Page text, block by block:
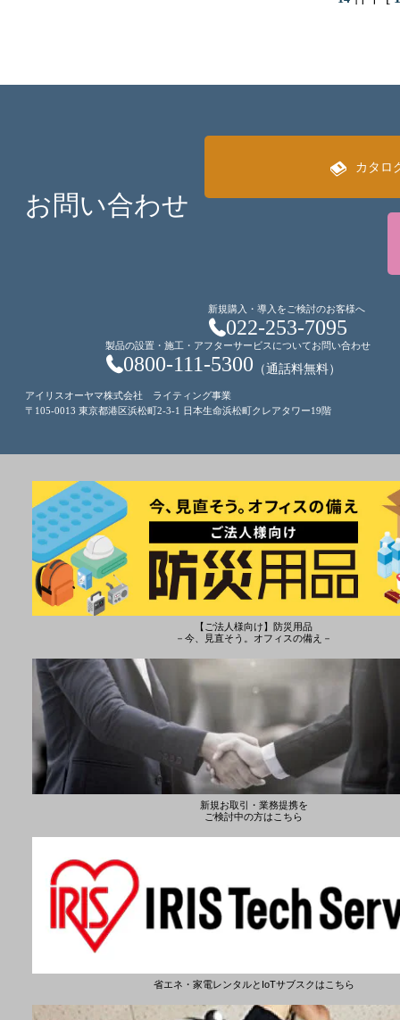
お問い合わせ
カタロ
新規購入・導入をご検討のお客様へ
022-253-7095
製品の設置・施工・アフターサービスについてお問い合わせ
0800-111-5300 （通話料無料）
アイリスオーヤマ株式会社 ライティング事業
〒105-0013 東京都港区浜松町2-3-1 日本生命浜松町クレアタワー19階
【ご法人様向け】防災用品
－今、見直そう。オフィスの備え－
新規お取引・業務提携を
ご検討中の方はこちら
省エネ・家電レンタルとIoTサブスクはこちら